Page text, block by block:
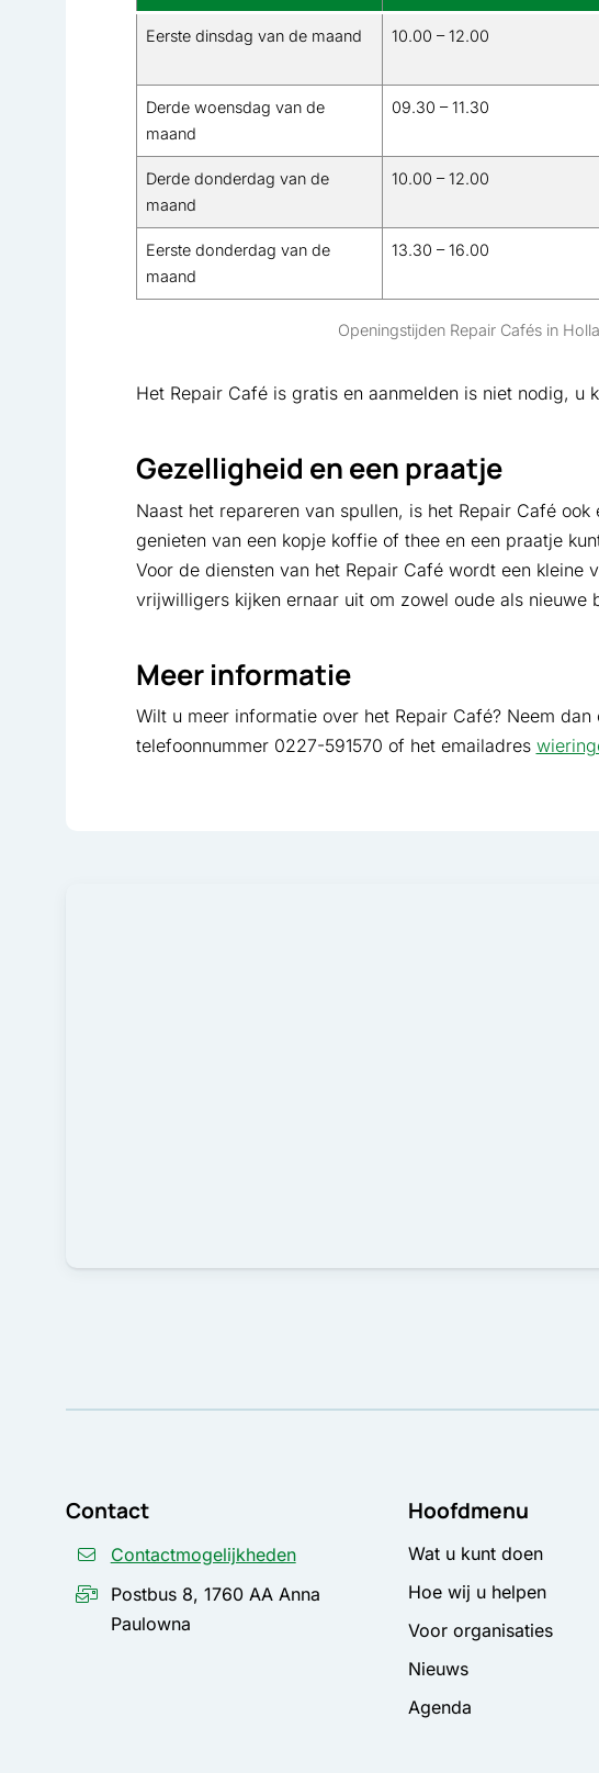
Eerste dinsdag van de maand 10.00 – 12.00
Derde woensdag van de
maand
09.30 – 11.30
Derde donderdag van de
maand
10.00 – 12.00
Eerste donderdag van de
maand
13.30 – 16.00
Openingstijden Repair Cafés in
Het Repair Café is gratis en aanmelden is niet nodig, u
Gezelligheid en een praatje
Naast het repareren van spullen, is het Repair Café
genieten van een kopje koffie of thee en een praatje
Voor de diensten van het Repair Café wordt een
vrijwilligers kijken ernaar uit om zowel oude als nieuwe
Meer informatie
Wilt u meer informatie over het Repair Café? Neem
telefoonnummer 0227-591570 of het emailadres
Contact
Contactmogelijkheden
Postbus 8, 1760 AA Anna
Paulowna
Hoofdmenu
Wat u kunt doen
Hoe wij u helpen
Voor organisaties
Nieuws
Agenda